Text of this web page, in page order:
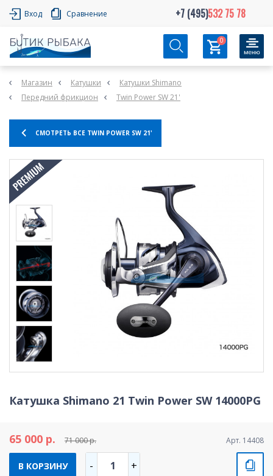
Вход Сравнение +7 (495)532 75 78
0
Магазин Катушки
Катушки Shimano
Передний фрикцион
Twin Power SW 21'
СМОТРЕТЬ ВСЕ TWIN POWER SW 21'
Катушка Shimano 21 Twin Power SW 14000PG
65 000 р. 71 000 р. Арт. 14408
В КОРЗИНУ - 1 +